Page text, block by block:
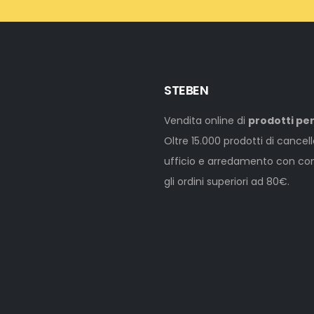
STEBEN
Vendita online di prodotti
Oltre 15.000 prodotti di
ufficio e arredamento con
gli ordini superiori ad 80€.